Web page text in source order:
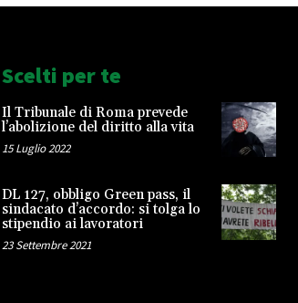
Scelti per te
Il Tribunale di Roma prevede
l’abolizione del diritto alla vita
15 Luglio 2022
DL 127, obbligo Green pass, il
sindacato d’accordo: si tolga lo
stipendio ai lavoratori
23 Settembre 2021